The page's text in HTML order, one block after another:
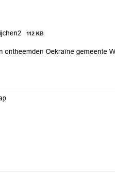
112 KB
ontheemden Oekraïne gemeente